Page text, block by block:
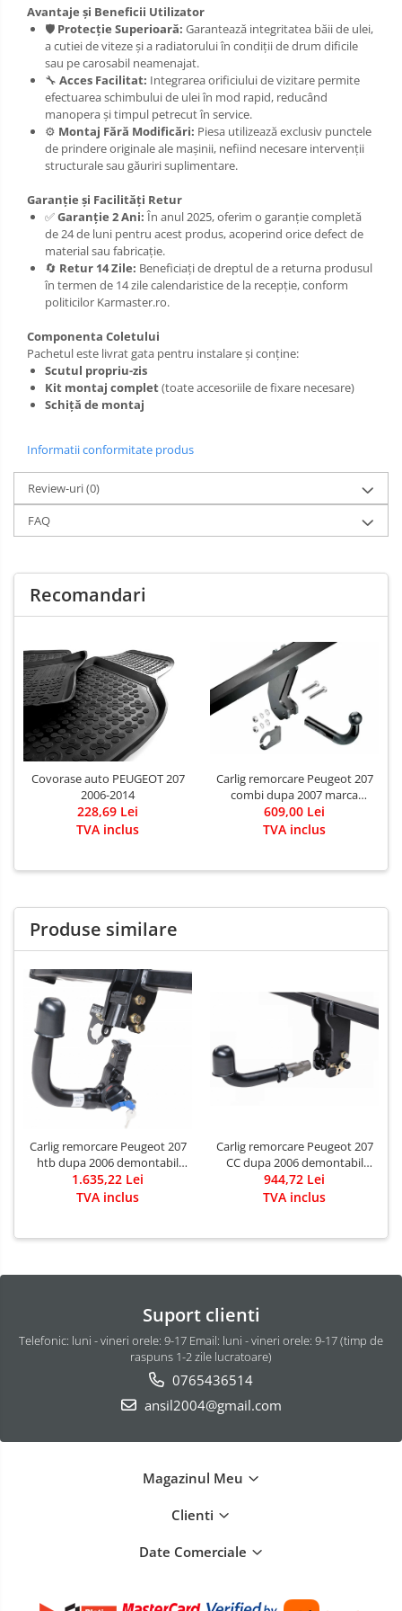
Carlige Polestar
Carlige Porsche
Carlige Renault
Carlige Seat
Carlige Skoda
Carlige SsangYong
Carlige Subaru
Carlige Suzuki
Carlige Tesla
Carlige Volkswagen
Carlige Volvo
Carlige Xpeng G6
Carlige Xpeng G9
Scut motor Toyota
Scut motor Volvo
Scut motor Volvo C40
Scut motor Volvo V90
Scut motor Volvo XC40
Scut motor Vw
Avantaje și Beneficii Utilizator
🛡️ Protecție Superioară: Garantează integritatea băii de ulei,
a cutiei de viteze și a radiatorului în condiții de drum dificile
sau pe carosabil neamenajat.
🔧 Acces Facilitat: Integrarea orificiului de vizitare permite
efectuarea schimbului de ulei în mod rapid, reducând
manopera și timpul petrecut în service.
⚙️ Montaj Fără Modificări: Piesa utilizează exclusiv punctele
de prindere originale ale mașinii, nefiind necesare intervenții
structurale sau găuriri suplimentare.
Garanție și Facilități Retur
✅Garanție 2 Ani: În anul 2025, oferim o garanție completă
de 24 de luni pentru acest produs, acoperind orice defect de
material sau fabricație.
🔄 Retur 14 Zile: Beneficiați de dreptul de a returna produsul
în termen de 14 zile calendaristice de la recepție, conform
politicilor Karmaster.ro.
Componenta Coletului
Pachetul este livrat gata pentru instalare și conține:
Scutul propriu-zis
Kit montaj complet(toate accesoriile de fixare necesare)
Schiță de montaj
Informatii conformitate produs
Review-uri(0)
FAQ
Recomandari
Covorase auto PEUGEOT 207
2006-2014
228,69 Lei
TVA inclus
Carlig remorcare Peugeot 207
combi dupa 2007 marca
Imiola
609,00 Lei
TVA inclus
Produse similare
Carlig remorcare Peugeot 207
htb dupa 2006 demontabil
automat vertical
1.635,22 Lei
TVA inclus
Carlig remorcare Peugeot 207
CC dupa 2006 demontabil
automat cu maneta
944,72 Lei
TVA inclus
Suport clienti
Telefonic: luni - vineri orele: 9-17 Email: luni - vineri orele: 9-17 (timp de
raspuns 1-2 zile lucratoare)
0765436514
ansil2004@gmail.com
Magazinul Meu
Clienti
Date Comerciale